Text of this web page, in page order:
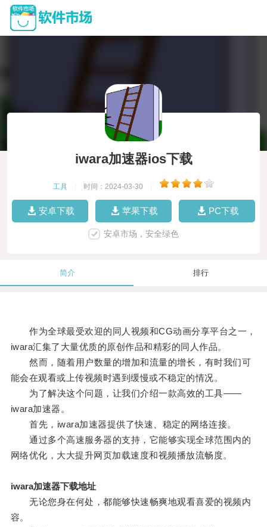
iwara加速器ios下载
工具 时间：2024-03-30
安卓下载 苹果下载 PC下载
安卓市场，安全绿色
简介 排行
作为全球最受欢迎的同人视频和CG动画分享平台之一，
iwara汇集了大量优质的原创作品和精彩的同人作品。
然而，随着用户数量的增加和流量的增长，有时我们可
能会在观看或上传视频时遇到缓慢或不稳定的情况。
为了解决这个问题，让我们介绍一款高效的工具——
iwara加速器。
首先，iwara加速器提供了快速、稳定的网络连接。
通过多个高速服务器的支持，它能够实现全球范围内的
网络优化，大大提升网页加载速度和视频播放流畅度。
iwara加速器下载地址
无论您身在何处，都能够快速畅爽地观看喜爱的视频内
容。